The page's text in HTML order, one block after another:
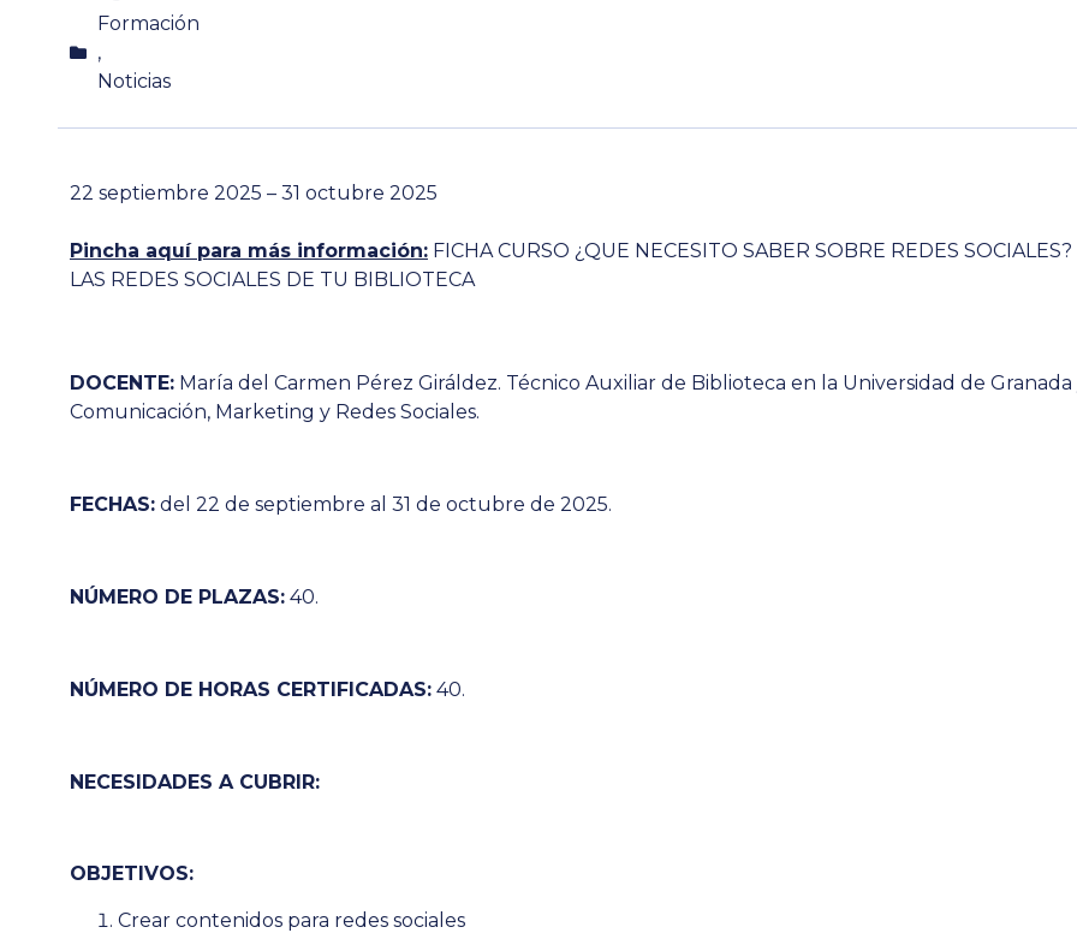
Formación
,
Noticias
22 septiembre 2025 – 31 octubre 2025
Pincha aquí para más información: FICHA CURSO ¿QUE NECESITO SABER SOBRE REDES
LAS REDES SOCIALES DE TU BIBLIOTECA
DOCENTE: María del Carmen Pérez Giráldez. Técnico Auxiliar de Biblioteca en la Universidad de
Comunicación, Marketing y Redes Sociales.
FECHAS: del 22 de septiembre al 31 de octubre de 2025.
NÚMERO DE PLAZAS: 40.
NÚMERO DE HORAS CERTIFICADAS: 40.
NECESIDADES A CUBRIR:
OBJETIVOS:
Crear contenidos para redes sociales